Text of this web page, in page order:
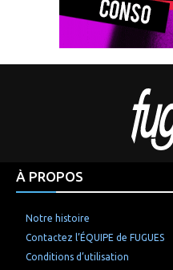
À PROPOS
Notre histoire
Contactez l’ÉQUIPE de FUGUES
Conditions d’utilisation